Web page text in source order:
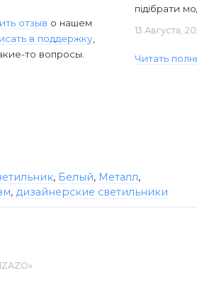
отзыв о нашем
в поддержку,
то вопросы.
підібрати
13 Августа,
Читать
, Белый, Металл,
, дизайнерские светильники